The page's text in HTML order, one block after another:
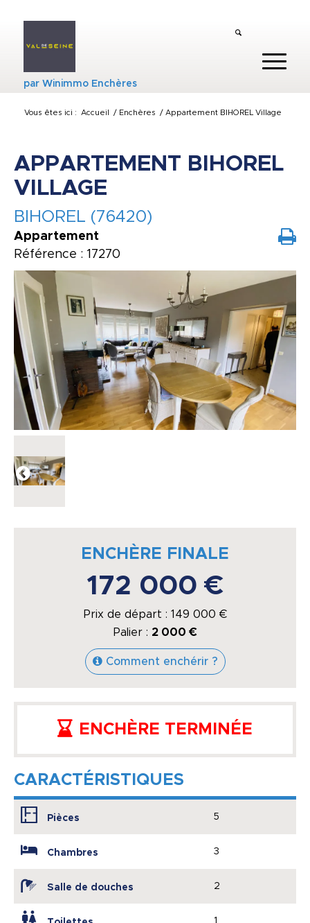
parWinimmo Enchères
Vous êtes ici : Accueil / Enchères / Appartement BIHOREL Village
APPARTEMENT BIHOREL
VILLAGE
BIHOREL (76420)
Appartement
Référence : 17270
ENCHÈRE FINALE
172 000 €
Prix de départ : 149 000 €
Palier : 2 000 €
Comment enchérir ?
ENCHÈRE TERMINÉE
CARACTÉRISTIQUES
Pièces 5
Chambres 3
Salle de douches 2
1